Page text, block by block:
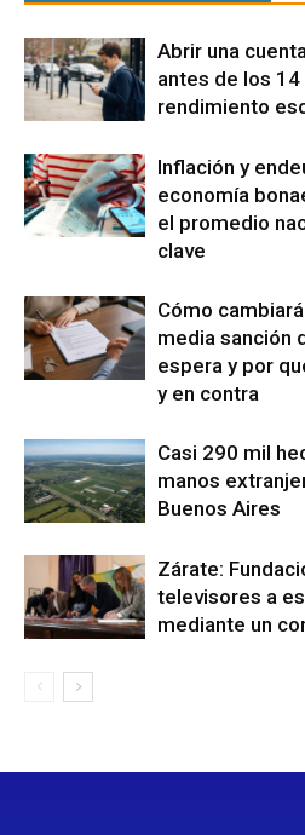
Abrir una
antes de los
rendimiento
Inflación y
economía
el promedio
clave
Cómo
media sanción
espera y por
y en contra
Casi 290 mil
manos
Buenos Aires
Zárate:
televisores a
mediante un